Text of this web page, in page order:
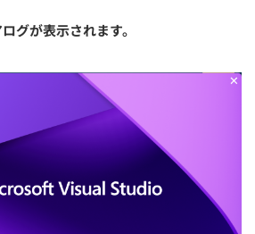
グが表示されます。